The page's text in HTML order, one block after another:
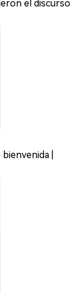
el discurso
|